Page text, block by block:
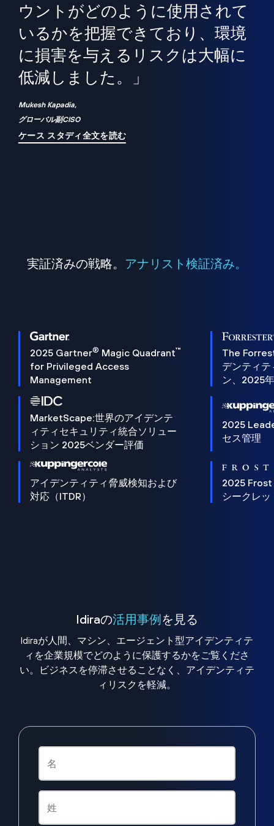
ウントがどのように使用されて
いるかを把握できており、環境
に損害を与えるリスクは大幅に
低減しました。」
Mukesh Kapadia,
グローバル副CISO
ケース スタディ全文を読む
実証済みの戦略。 アナリスト検証済み。
2025 Gartner® Magic Quadrant™
for Privileged Access
Management
The
デンティ
ン、2025
MarketScape:世界のアイデンテ
ィティセキュリティ統合ソリュー
ション 2025ベンダー評価
2025
セス管理
アイデンティティ脅威検知および
対応（ITDR）
2025 Frost
シークレッ
Idiraの活用事例を見る
Idiraが人間、マシン、エージェント型アイデンティテ
ィを企業規模でどのように保護するかをご覧くださ
い。ビジネスを停滞させることなく、アイデンティテ
ィリスクを軽減。